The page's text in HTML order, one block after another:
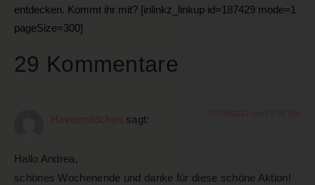
entdecken. Kommt ihr mit? [inlinkz_linkup id=187429 mode=1
pageSize=300]
29 Kommentare
Havelmädchen sagt: 01/09/2012 um 10:28 Uhr
Hallo Andrea,
schönes Wochenende und danke für diese schöne Aktion!